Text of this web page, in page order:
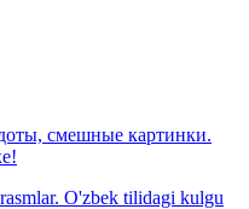
смешные картинки.
O'zbek tilidagi kulgu